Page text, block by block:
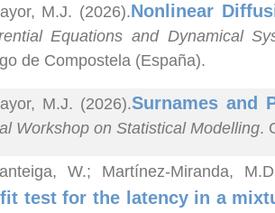
M.J. (2026).Nonlinear
Equations and Dynamical
de Compostela (España).
M.J. (2026).Surnames and
Workshop on Statistical Modelling.
W.; Martínez-Miranda,
test for the latency in a